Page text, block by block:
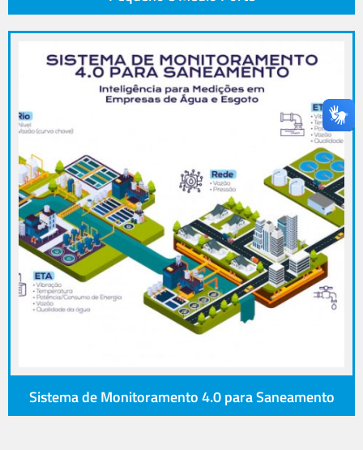
Sistema de Monitoramento 4.0 para Saneamento